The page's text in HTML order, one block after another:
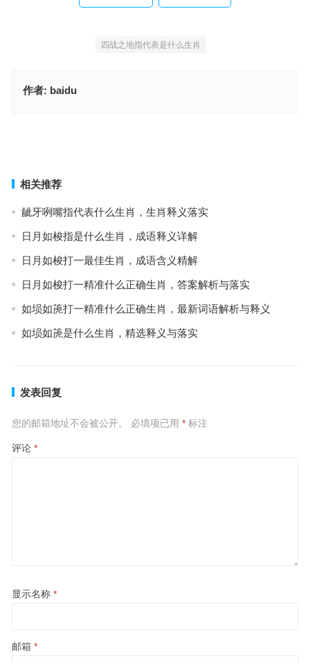
四战之地指代表是什么生肖
作者: baidu
相关推荐
龇牙咧嘴指代表什么生肖，生肖释义落实
日月如梭指是什么生肖，成语释义详解
日月如梭打一最佳生肖，成语含义精解
日月如梭打一精准什么正确生肖，答案解析与落实
如埙如箎打一精准什么正确生肖，最新词语解析与释义
如埙如箎是什么生肖，精选释义与落实
发表回复
您的邮箱地址不会被公开。 必填项已用 *标注
评论 *
显示名称 *
邮箱 *